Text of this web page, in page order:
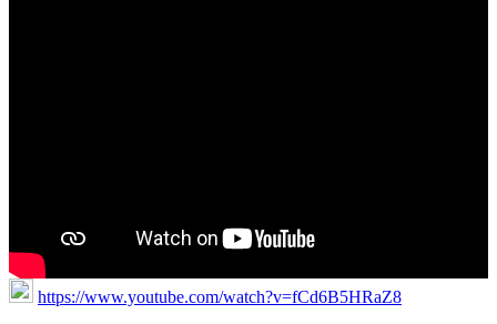
https://www.youtube.com/watch?v=fCd6B5HRaZ8